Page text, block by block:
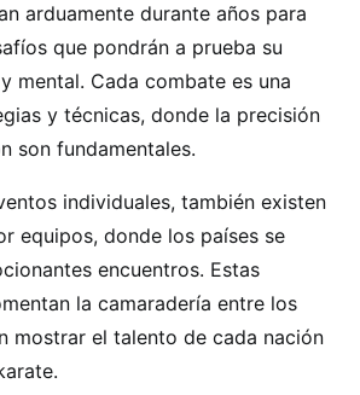
arduamente durante años para
que pondrán a prueba su
mental. Cada combate es una
y técnicas, donde la precisión
son fundamentales.
individuales, también existen
equipos, donde los países se
encuentros. Estas
la camaradería entre los
mostrar el talento de cada nación